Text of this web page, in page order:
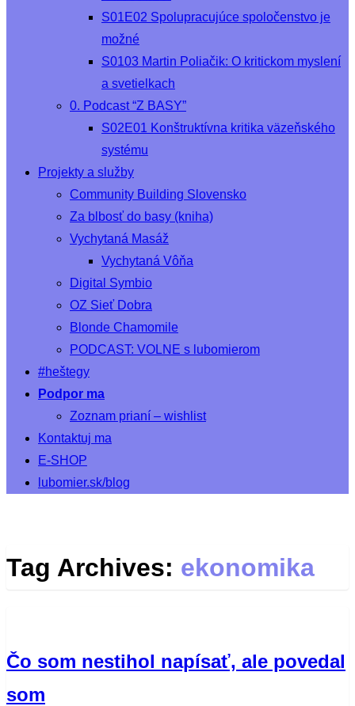
S01E02 Spolupracujúce spoločenstvo je
možné
S0103 Martin Poliačik: O kritickom myslení
a svetielkach
0. Podcast “Z BASY”
S02E01 Konštruktívna kritika väzeňského
systému
Projekty a služby
Community Building Slovensko
Za blbosť do basy (kniha)
Vychytaná Masáž
Vychytaná Vôňa
Digital Symbio
OZ Sieť Dobra
Blonde Chamomile
PODCAST: VOLNE s lubomierom
#heštegy
Podpor ma
Zoznam prianí – wishlist
Kontaktuj ma
E-SHOP
lubomier.sk/blog
Tag Archives: ekonomika
Čo som nestihol napísať, ale povedal
som